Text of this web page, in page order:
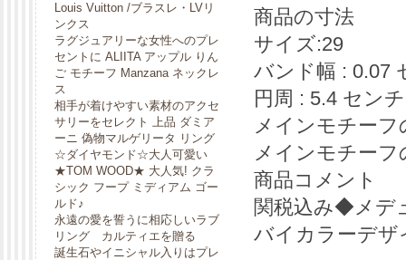
Louis Vuitton /ブラスレ・LVリ
ンクス
ラグジュアリーな女性へのプレ
セントに ALIITA アップル りん
ご モチーフ Manzana ネックレ
ス
相手が着けやすい素材のアクセ
サリーをセレクト 上品 ダミア
ーニ 偽物マルゲリータ リング
☆ダイヤモンド☆大人可愛い
★TOM WOOD★ 大人気! クラ
シック フープ ミディアム ゴー
ルド♪
永遠の愛を誓うに相応しいラブ
リング カルティエを贈る
誕生石やイニシャル入りはプレ
商品の寸法
サイズ:29
バンド幅 : 0.07
円周 : 5.4 センチ
メインモチーフ
メインモチーフ
商品コメント
関税込み◆メデ
バイカラーデザ